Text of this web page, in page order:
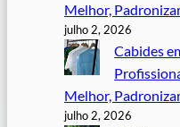
Melhor,
julho 2, 2026
Cabides
Melhor,
julho 2, 2026